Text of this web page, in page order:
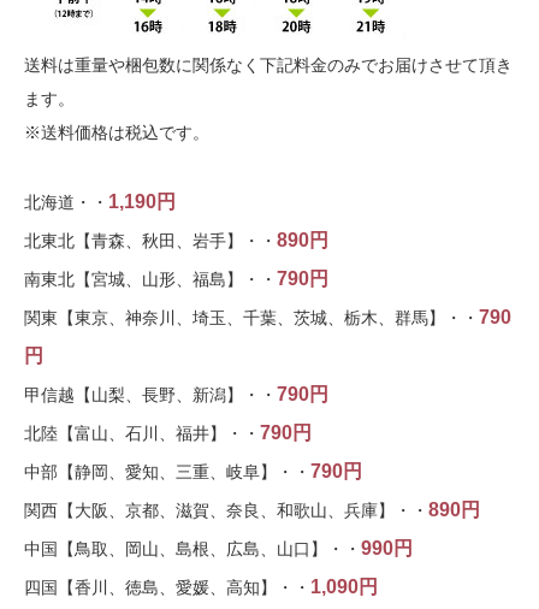
送料は重量や梱包数に関係なく下記料金のみでお届けさせて頂き
ます。
※送料価格は税込です。
北海道・・ 1,190円
北東北【青森、秋田、岩手】・・ 890円
南東北【宮城、山形、福島】・・ 790円
関東【東京、神奈川、埼玉、千葉、茨城、栃木、群馬】・・ 790
円
甲信越【山梨、長野、新潟】・・ 790円
北陸【富山、石川、福井】・・ 790円
中部【静岡、愛知、三重、岐阜】・・ 790円
関西【大阪、京都、滋賀、奈良、和歌山、兵庫】・・ 890円
中国【鳥取、岡山、島根、広島、山口】・・ 990円
四国【香川、徳島、愛媛、高知】・・ 1,090円